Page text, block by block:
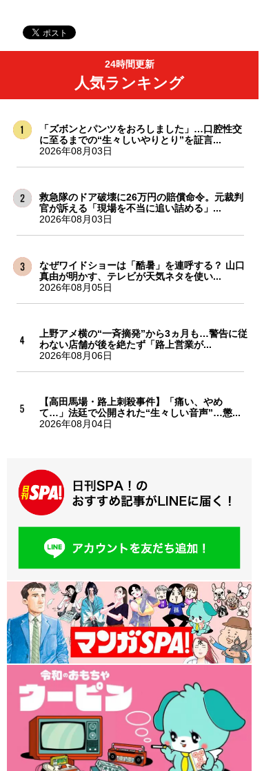
24時間更新
人気ランキング
「ズボンとパンツをおろしました」…口腔性交
に至るまでの“生々しいやりとり”を証言...
2026年08月03日
救急隊のドア破壊に26万円の賠償命令。元裁判
官が訴える「現場を不当に追い詰める」...
2026年08月03日
なぜワイドショーは「酷暑」を連呼する？ 山口
真由が明かす、テレビが天気ネタを使い...
2026年08月05日
上野アメ横の“一斉摘発”から3ヵ月も…警告に従
わない店舗が後を絶たず「路上営業が...
2026年08月06日
【高田馬場・路上刺殺事件】「痛い、やめ
て…」法廷で公開された“生々しい音声”…懲...
2026年08月04日